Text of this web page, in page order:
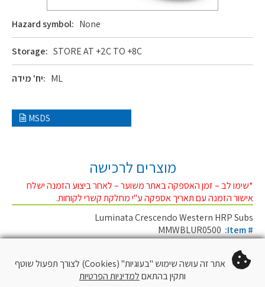
Hazard symbol: None
Storage: STORE AT +2C TO +8C
יח' מידה: ML
MSDS
מוצרים לרכישה
*שימו לב – זמן האספקה באתר משוער – לאחר ביצוע הזמנה ישלח
אישור הזמנה עם תאריך אספקה ע"י מחלקת קשרי לקוחות.
Luminata Crescendo Western HRP Subs
MMWBLUR0500 :Item #
כמות יח':500ML
למידע נוסף לחצו כאן
אתר זה עושה שימוש "בעוגיות" (Cookies) לצורך תפעול שוטף
ותקין בהתאםלמדיניות הפרטיות